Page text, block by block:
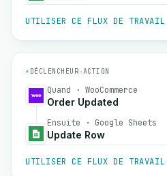
UTILISER CE FLUX DE TRAVAIL
⚡ DÉCLENCHEUR→ACTION
Quand · WooCommerce
Order Updated
Ensuite · Google Sheets
Update Row
UTILISER CE FLUX DE TRAVAIL